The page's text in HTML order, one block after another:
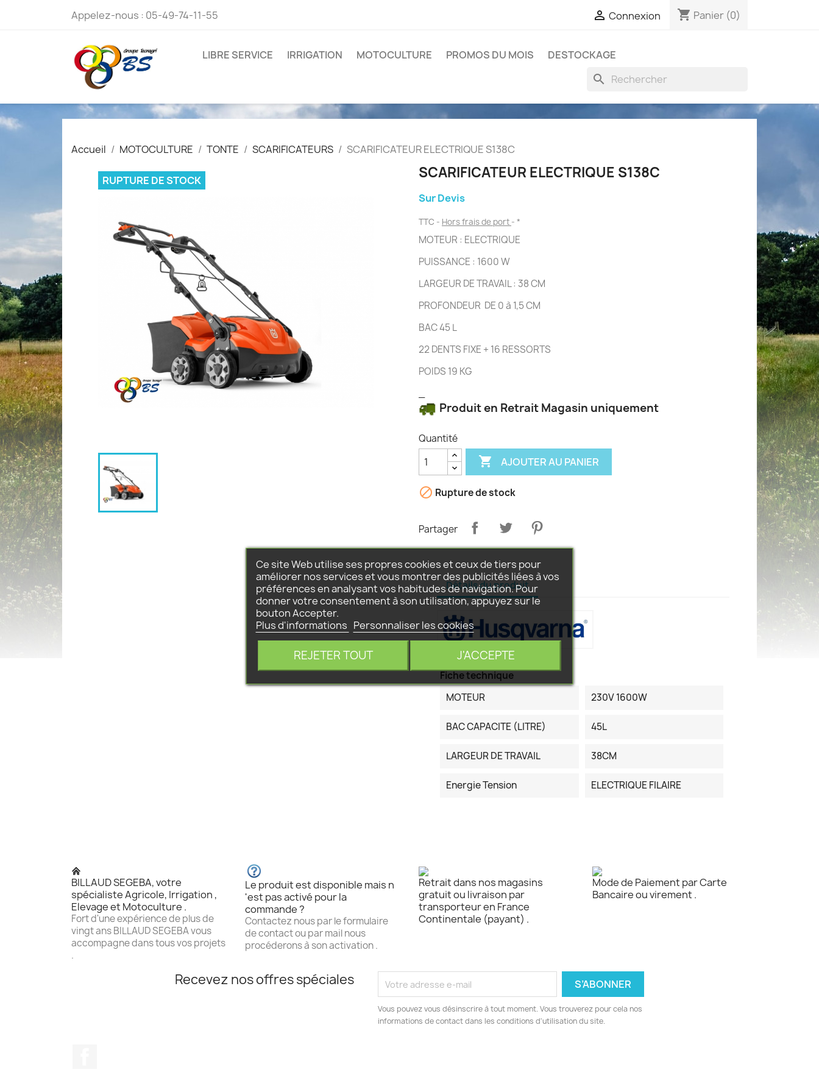
Appelez-nous : 05-49-74-11-55  Connexion shopping_cart Panier (0)
LIBRE SERVICE IRRIGATION MOTOCULTURE PROMOS DU MOIS DESTOCKAGE
search
Accueil MOTOCULTURE TONTE SCARIFICATEURS SCARIFICATEUR ELECTRIQUE S138C
RUPTURE DE STOCK SCARIFICATEUR ELECTRIQUE S138C
Sur Devis
TTC Hors frais de port *
MOTEUR : ELECTRIQUE
PUISSANCE : 1600 W
LARGEUR DE TRAVAIL : 38 CM
PROFONDEUR DE 0 à 1,5 CM
BAC 45 L
22 DENTS FIXE + 16 RESSORTS
POIDS 19 KG
Produit en Retrait Magasin uniquement
Quantité
 AJOUTER AU PANIER
 Rupture de stock
Partager
Détails du produit
Fiche technique
MOTEUR
230V 1600W
BAC CAPACITE (LITRE) 45L
LARGEUR DE TRAVAIL 38CM
Energie Tension ELECTRIQUE FILAIRE
BILLAUD SEGEBA, votre
spécialiste Agricole, Irrigation ,
Elevage et Motoculture .
Fort d'une expérience de plus de
vingt ans BILLAUD SEGEBA vous
accompagne dans tous vos projets
.
Le produit est disponible mais n
'est pas activé pour la
commande ?
Contactez nous par le formulaire
de contact ou par mail nous
procéderons à son activation .
Retrait dans nos magasins
gratuit ou livraison par
transporteur en France
Continentale (payant) .
Mode de Paiement par Carte
Bancaire ou virement .
Recevez nos offres spéciales
Vous pouvez vous désinscrire à tout moment. Vous trouverez pour cela nos
informations de contact dans les conditions d'utilisation du site.
Ce site Web utilise ses propres cookies et ceux de tiers pour
améliorer nos services et vous montrer des publicités liées à vos
préférences en analysant vos habitudes de navigation. Pour
donner votre consentement à son utilisation, appuyez sur le
bouton Accepter.
Plus d'informations Personnaliser les cookies
REJETER TOUT J'ACCEPTE